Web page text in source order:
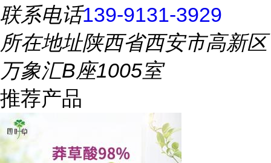
联系电话139-9131-3929
所在地址陕西省西安市高新区
万象汇B座1005室
推荐产品